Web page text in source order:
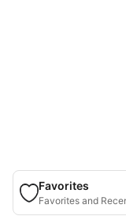
Favorites
Favorites and